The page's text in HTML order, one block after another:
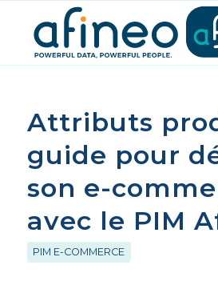
Attributs
guide pour
son e-
avec le PIM
PIM E-COMMERCE